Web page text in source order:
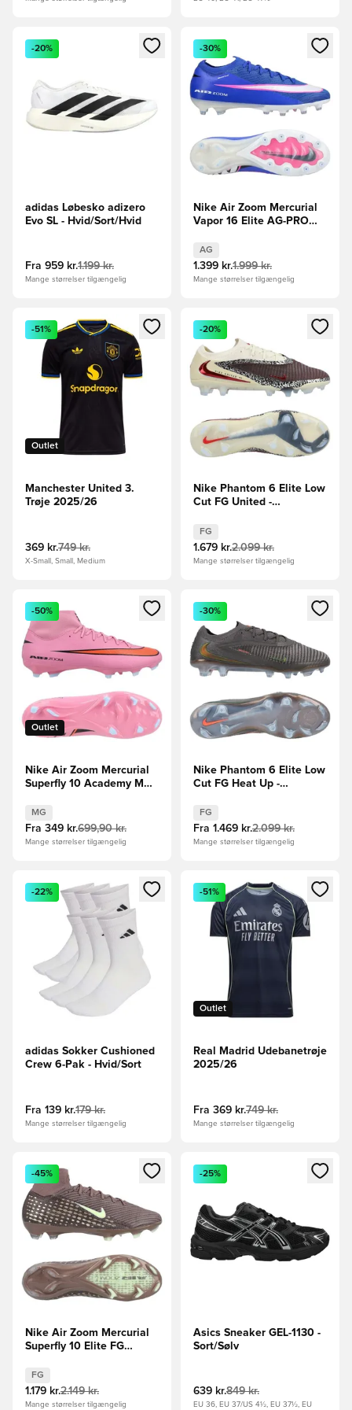
Åbner en Modal til at logge ind eller tilmelde dig som
-20%
adidas Løbesko adizero
Evo SL - Hvid/Sort/Hvid
Fra 959 kr.1.199 kr.
Mange størrelser tilgængelig
Åbner en Modal til at logge
-30%
Nike Air Zoom Mercurial
Vapor 16 Elite AG-PRO
AG
1.399 kr.1.999 kr.
Mange størrelser tilgængelig
Åbner en Modal til at logge ind eller tilmelde dig som
Outlet
-51%
Manchester United 3.
Trøje 2025/26
369 kr.749 kr.
X-Small, Small, Medium
Åbner en Modal til at logge
-20%
Nike Phantom 6 Elite Low
Cut FG United -
FG
1.679 kr.2.099 kr.
Mange størrelser tilgængelig
Åbner en Modal til at logge ind eller tilmelde dig som
Outlet
-50%
Nike Air Zoom Mercurial
Superfly 10 Academy MG
Pink/Sort/Orange
MG
Fra 349 kr.699,90 kr.
Mange størrelser tilgængelig
Åbner en Modal til at logge
-30%
Nike Phantom 6 Elite Low
Cut FG Heat Up -
FG
Fra 1.469 kr.2.099 kr.
Mange størrelser tilgængelig
Åbner en Modal til at logge ind eller tilmelde dig som
-22%
adidas Sokker Cushioned
Crew 6-Pak - Hvid/Sort
Fra 139 kr.179 kr.
Mange størrelser tilgængelig
Åbner en Modal til at logge
Outlet
-51%
Real Madrid Udebanetrøje
2025/26
Fra 369 kr.749 kr.
Mange størrelser tilgængelig
Åbner en Modal til at logge ind eller tilmelde dig som
-45%
Nike Air Zoom Mercurial
Superfly 10 Elite FG
Brun/Sølv
FG
1.179 kr.2.149 kr.
Mange størrelser tilgængelig
Åbner en Modal til at logge
-25%
Asics Sneaker GEL-1130 -
Sort/Sølv
639 kr.849 kr.
EU 36, EU 37/US 4½, EU 37½, EU